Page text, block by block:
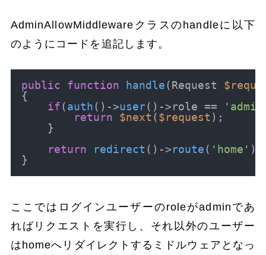
AdminAllowMiddlewareクラスのhandleに以下
のようにコードを追記します。
public function handle(Request
{
if(auth()->user()->role ==
return
$next ($request );
    }
return
redirect ()->route( 'home'
ここではログインユーザーのroleがadminであ
ればリクエストを実行し、それ以外のユーザー
はhomeへリダイレクトするミドルウェアとなっ